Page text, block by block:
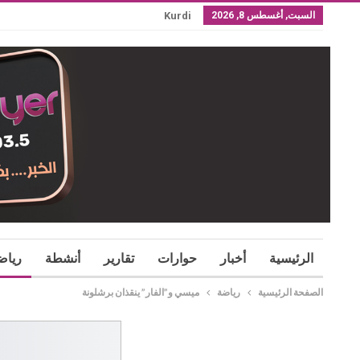
السبت, أغسطس 8, 2026 Kurdi
الرئيسية أخبار حوارات تقارير أنشطة
الصفحة الرئيسية رياضة ميسي و”الفار” ينقذان برشلونة